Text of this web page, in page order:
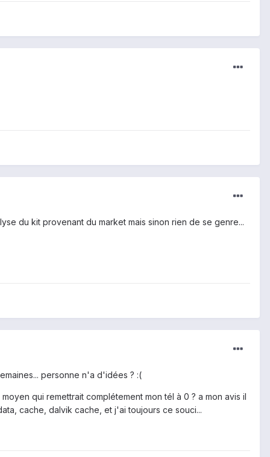
du kit provenant du market mais sinon rien de se genre...
personne n'a d'idées ? :(
qui remettrait complétement mon tél à 0 ? a mon avis il
cache, dalvik cache, et j'ai toujours ce souci...